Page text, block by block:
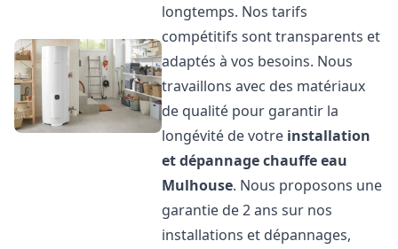
longtemps. Nos tarifs
compétitifs sont transparents et
adaptés à vos besoins. Nous
travaillons avec des matériaux
de qualité pour garantir la
longévité de votre installation
et dépannage chauffe eau
Mulhouse. Nous proposons une
garantie de 2 ans sur nos
installations et dépannages,